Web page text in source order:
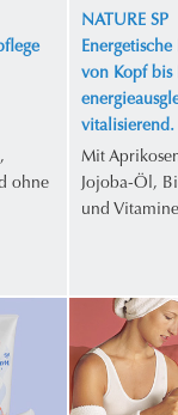
ohne
NATURE SP
von Kopf bis
vitalisierend.
Mit
Jojoba-Öl,
und